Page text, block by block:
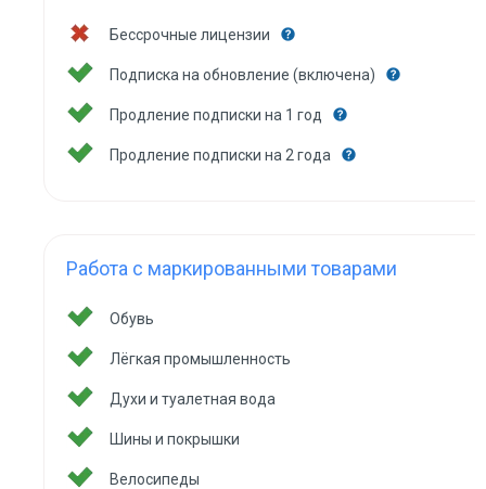
Бессрочные лицензии
Подписка на обновление (включена)
Продление подписки на 1 год
Продление подписки на 2 года
Работа с маркированными товарами
Обувь
Лёгкая промышленность
Духи и туалетная вода
Шины и покрышки
Велосипеды